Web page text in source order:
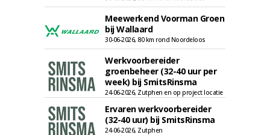
Meewerkend Voorman Groen
bij Wallaard
30-06-2026, 80 km rond Noordeloos
Werkvoorbereider
groenbeheer (32-40 uur per
week) bij SmitsRinsma
24-06-2026, Zutphen en op project locatie
Ervaren werkvoorbereider
(32-40 uur) bij SmitsRinsma
24-06-2026, Zutphen